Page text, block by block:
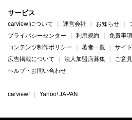
サービス
carview!について 運営会社 お知らせ
プライバシーセンター
利用規約
免責事項
コンテンツ制作ポリシー
著者一覧
サイ
広告掲載について
法人加盟店募集
ご意
ヘルプ・お問い合わせ
carview! Yahoo! JAPAN